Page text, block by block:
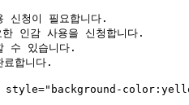
신청이 필요합니다.
인감 사용을 신청합니다.
수 있습니다.
합니다.
style="background-